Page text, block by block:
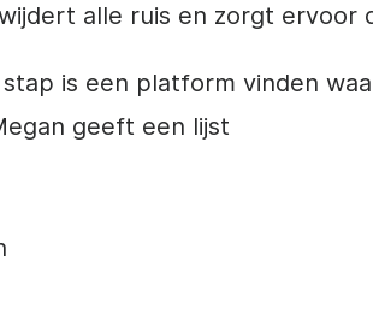
alle ruis en zorgt ervoor
is een platform vinden
geeft een lijst